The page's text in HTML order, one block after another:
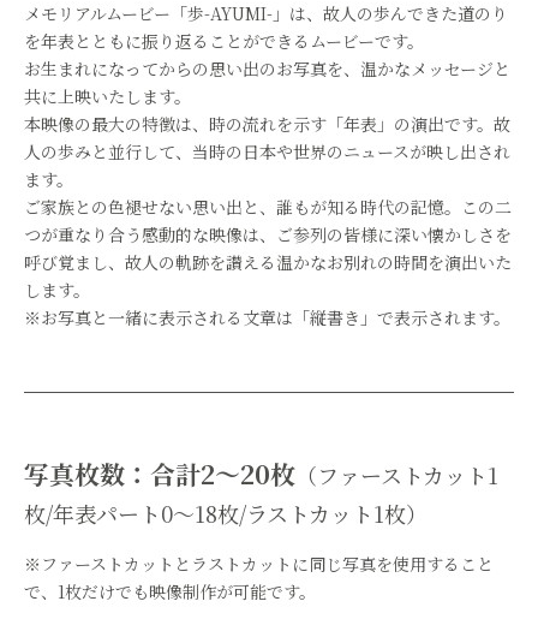
メモリアルムービー「歩-AYUMI-」は、故人の歩んできた道のり
を年表とともに振り返ることができるムービーです。
お生まれになってからの思い出のお写真を、温かなメッセージと
共に上映いたします。
本映像の最大の特徴は、時の流れを示す「年表」の演出です。故
人の歩みと並行して、当時の日本や世界のニュースが映し出され
ます。
ご家族との色褪せない思い出と、誰もが知る時代の記憶。この二
つが重なり合う感動的な映像は、ご参列の皆様に深い懐かしさを
呼び覚まし、故人の軌跡を讃える温かなお別れの時間を演出いた
します。
※お写真と一緒に表示される文章は「縦書き」で表示されます。
写真枚数：合計2～20枚 （ファーストカット1
枚/年表パート0～18枚/ラストカット1枚）
※ファーストカットとラストカットに同じ写真を使用すること
で、1枚だけでも映像制作が可能です。